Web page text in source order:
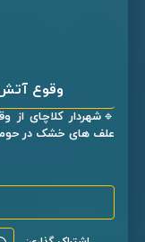
وقوع
🔹شهردار کلاچای
علف های خشک در